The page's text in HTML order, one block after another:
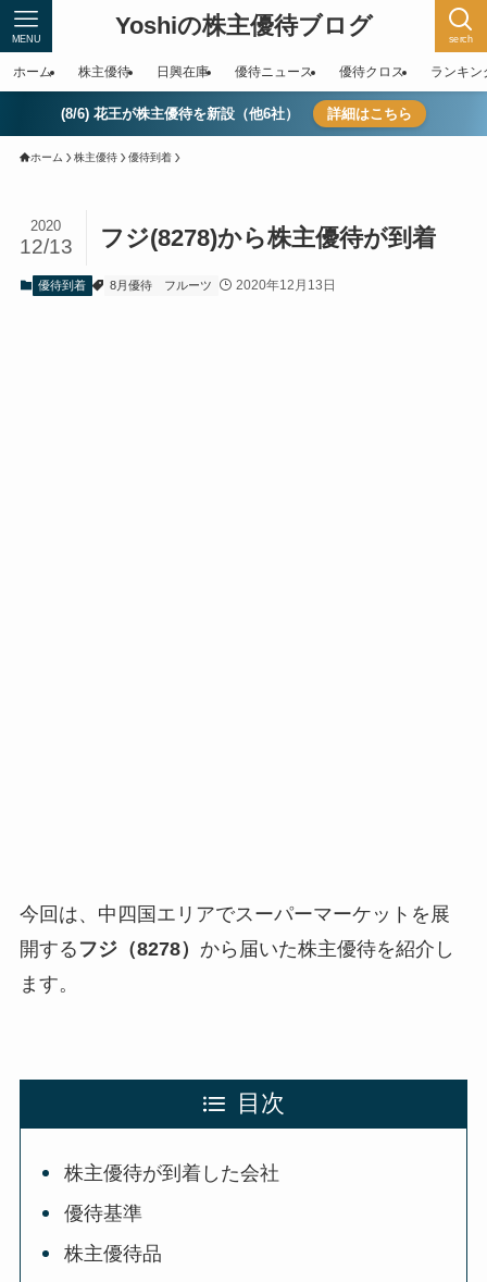
Yoshiの株主優待ブログ serch
MENU
ホーム 株主優待 日興在庫 優待ニュース 優待クロス ランキン
(8/6) 花王が株主優待を新設（他6社） 詳細はこちら
ホーム 株主優待 優待到着
フジ(8278)から株主優待が到着
2020
12/13
優待到着 8月優待 フルーツ 2020年12月13日
今回は、中四国エリアでスーパーマーケットを展
開する フジ（8278） から届いた株主優待を紹介し
ます。
目次
株主優待が到着した会社
優待基準
株主優待品